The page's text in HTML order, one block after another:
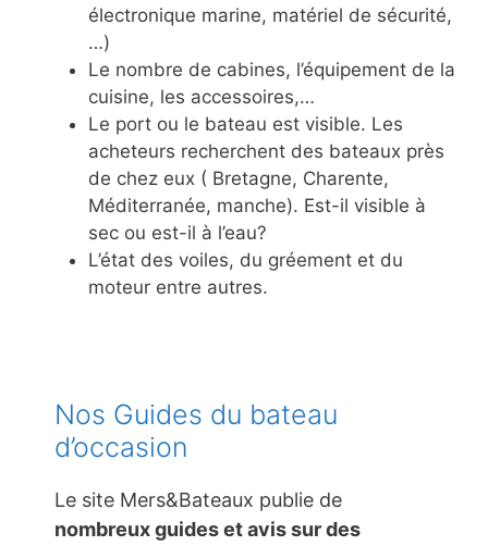
électronique marine, matériel de sécurité,
…)
Le nombre de cabines, l’équipement de la
cuisine, les accessoires,…
Le port ou le bateau est visible. Les
acheteurs recherchent des bateaux près
de chez eux ( Bretagne, Charente,
Méditerranée, manche). Est-il visible à
sec ou est-il à l’eau?
L’état des voiles, du gréement et du
moteur entre autres.
Nos Guides du bateau
d’occasion
Le site Mers&Bateaux publie de
nombreux guides et avis sur des